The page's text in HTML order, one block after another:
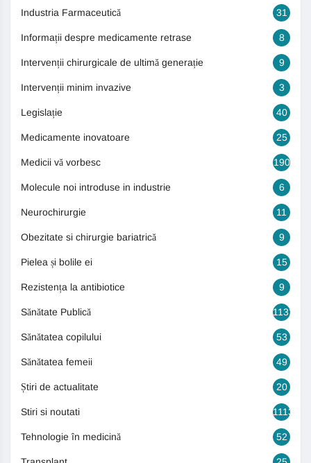
Industria Farmaceutică 31
Informații despre medicamente retrase 8
Intervenții chirurgicale de ultimă generație 9
Intervenții minim invazive 3
Legislație 40
Medicamente inovatoare 25
Medicii vă vorbesc 190
Molecule noi introduse in industrie 6
Neurochirurgie 11
Obezitate si chirurgie bariatrică 9
Pielea și bolile ei 15
Rezistența la antibiotice 9
Sănătate Publică 1131
Sănătatea copilului 53
Sănătatea femeii 49
Știri de actualitate 20
Stiri si noutati 1113
Tehnologie în medicină 52